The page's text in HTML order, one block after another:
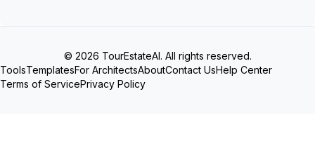
© 2026 TourEstateAI. All rights reserved.
ToolsTemplatesFor ArchitectsAboutContact UsHelp Center
Terms of ServicePrivacy Policy